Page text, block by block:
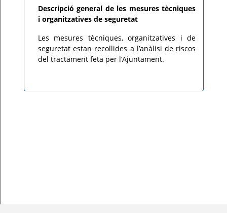
Descripció general de les mesures tècniques
i organitzatives de seguretat
Les mesures tècniques, organitzatives i de
seguretat estan recollides a l’anàlisi de riscos
del tractament feta per l’Ajuntament.